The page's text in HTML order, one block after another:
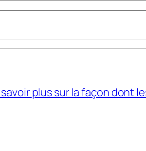
savoir plus sur la façon dont